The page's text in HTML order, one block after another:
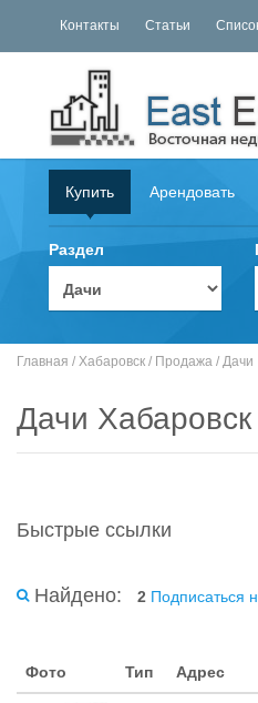
Контакты Статьи
Купить Арендовать
Раздел
Главная / Хабаровск / Продажа / Дачи
Дачи Хабаровск
Быстрые ссылки
Найдено: 2 Подписаться
Фото Тип Адрес